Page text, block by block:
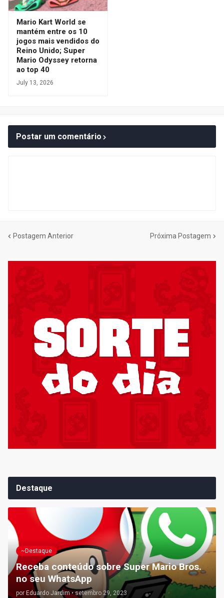
Mario Kart World se
mantém entre os 10
jogos mais vendidos do
Reino Unido; Super
Mario Odyssey retorna
ao top 40
July 13, 2026
Postar um comentário
Postagem Anterior Próxima Postagem
Destaque
~Destaque
Receba conteúdo sobre Super Mario Bros.
no seu WhatsApp
por Eduardo Jardim • setembro 29, 2023